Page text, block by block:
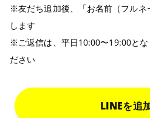
※友だち追加後、「お名前（フルネ
します
※ご返信は、平日10:00〜19:00とな
ださい
LINEを追